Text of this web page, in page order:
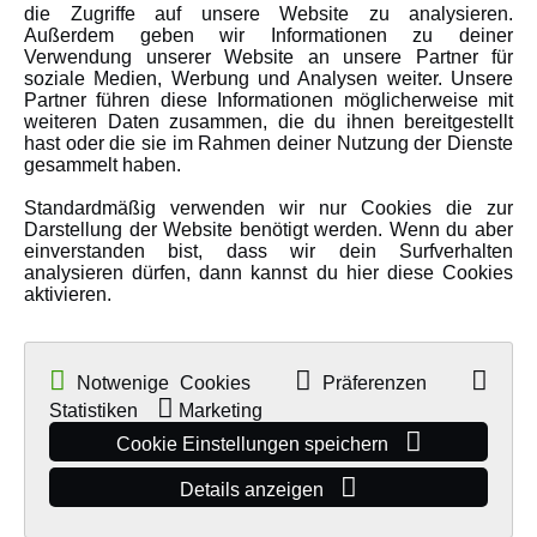
Amewi Kataloge
MEHR VON AMEWI
AMXRacing - Qualitäts RC-Zubehör
Malinos - Die kreative Seite von Amewi
Werden Sie Amewi Händler
Amewi B2B-Shop
die Zugriffe auf unsere Website zu analysieren.
Außerdem geben wir Informationen zu deiner
Verwendung unserer Website an unsere Partner für
soziale Medien, Werbung und Analysen weiter. Unsere
Partner führen diese Informationen möglicherweise mit
weiteren Daten zusammen, die du ihnen bereitgestellt
hast oder die sie im Rahmen deiner Nutzung der Dienste
gesammelt haben.
Standardmäßig verwenden wir nur Cookies die zur
Darstellung der Website benötigt werden. Wenn du aber
einverstanden bist, dass wir dein Surfverhalten
analysieren dürfen, dann kannst du hier diese Cookies
aktivieren.
Notwenige Cookies
Präferenzen
Statistiken
Marketing
Cookie Einstellungen speichern
Details anzeigen